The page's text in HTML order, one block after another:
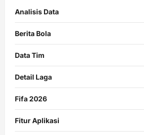
Analisis Data
Berita Bola
Data Tim
Detail Laga
Fifa 2026
Fitur Aplikasi